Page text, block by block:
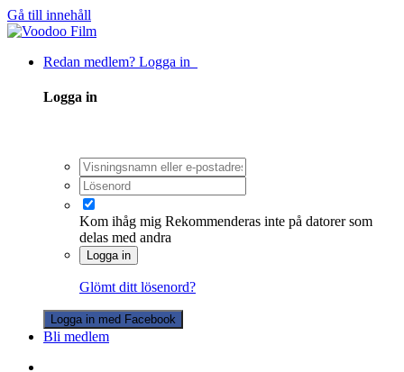
Gå till innehåll
Redan medlem? Logga in
Logga in
Kom ihåg mig Rekommenderas inte på datorer som
delas med andra
Logga in
Glömt ditt lösenord?
Logga in med Facebook
Bli medlem